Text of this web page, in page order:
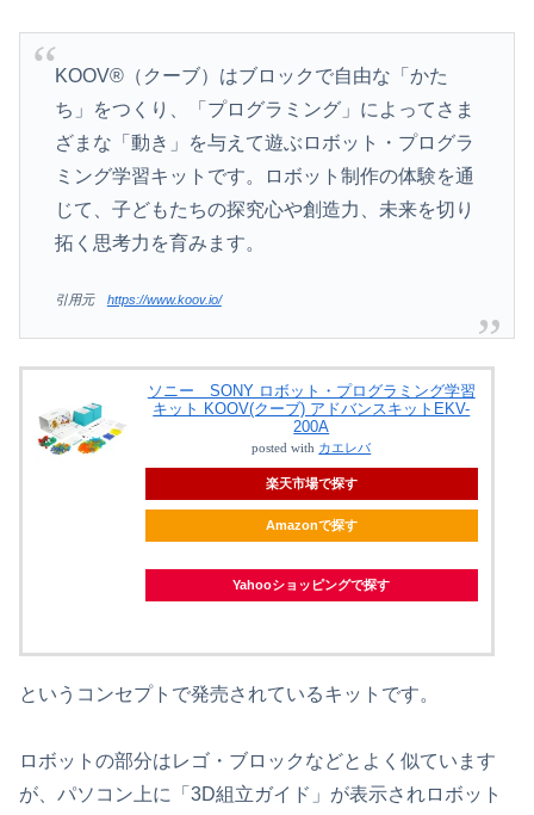
KOOV®（クーブ）はブロックで自由な「かた
ち」をつくり、「プログラミング」によってさま
ざまな「動き」を与えて遊ぶロボット・プログラ
ミング学習キットです。ロボット制作の体験を通
じて、子どもたちの探究心や創造力、未来を切り
拓く思考力を育みます。
引用元 https://www.koov.io/
ソニー SONY ロボット・プログラミング学習
キット KOOV(クーブ) アドバンスキットEKV-
200A
posted with カエレバ
楽天市場で探す
Amazonで探す
Yahooショッピングで探す
というコンセプトで発売されているキットです。
ロボットの部分はレゴ・ブロックなどとよく似ています
が、パソコン上に「3D組立ガイド」が表示されロボット